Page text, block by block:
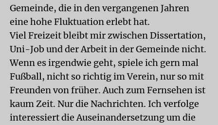
Gemeinde, die in den vergangenen Jahren
eine hohe Fluktuation erlebt hat.
Viel Freizeit bleibt mir zwischen Dissertation,
Uni-Job und der Arbeit in der Gemeinde nicht.
Wenn es irgendwie geht, spiele ich gern mal
Fußball, nicht so richtig im Verein, nur so mit
Freunden von früher. Auch zum Fernsehen ist
kaum Zeit. Nur die Nachrichten. Ich verfolge
interessiert die Auseinandersetzung um die